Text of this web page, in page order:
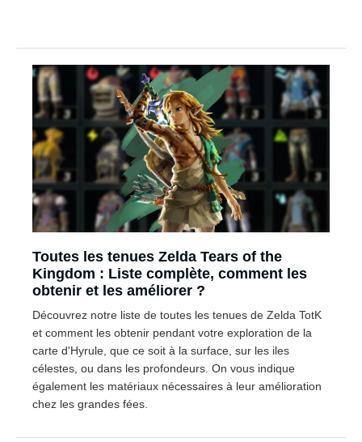
Toutes les tenues Zelda Tears of the
Kingdom : Liste complète, comment les
obtenir et les améliorer ?
Découvrez notre liste de toutes les tenues de Zelda TotK
et comment les obtenir pendant votre exploration de la
carte d'Hyrule, que ce soit à la surface, sur les iles
célestes, ou dans les profondeurs. On vous indique
également les matériaux nécessaires à leur amélioration
chez les grandes fées.